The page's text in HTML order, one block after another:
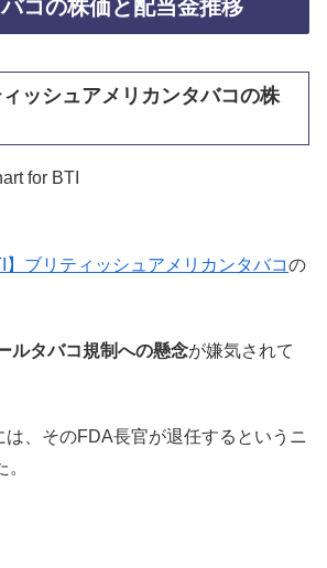
コの株価と配当金推移
ィッシュアメリカンタバコの株
】ブリティッシュアメリカンタバコの
ルタバコ規制への懸念が嫌気されて
、そのFDA長官が退任するというニ